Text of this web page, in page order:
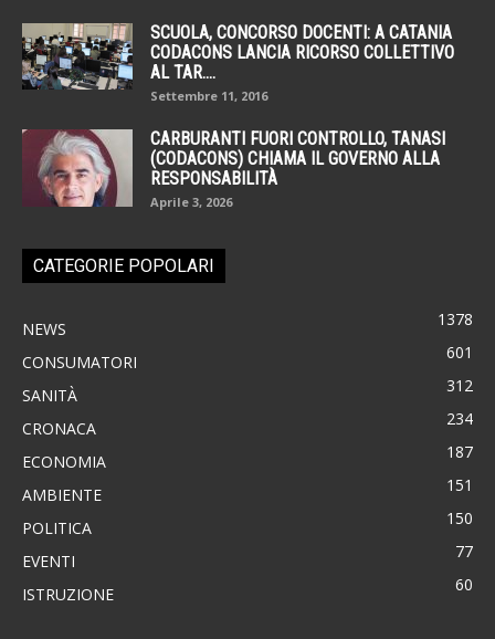
SCUOLA, CONCORSO DOCENTI: A CATANIA
CODACONS LANCIA RICORSO COLLETTIVO
AL TAR....
Settembre 11, 2016
CARBURANTI FUORI CONTROLLO, TANASI
(CODACONS) CHIAMA IL GOVERNO ALLA
RESPONSABILITÀ
Aprile 3, 2026
CATEGORIE POPOLARI
NEWS 1378
CONSUMATORI 601
SANITÀ 312
CRONACA 234
ECONOMIA 187
AMBIENTE 151
POLITICA 150
EVENTI 77
ISTRUZIONE 60